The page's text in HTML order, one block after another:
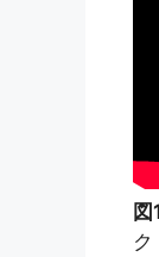
図